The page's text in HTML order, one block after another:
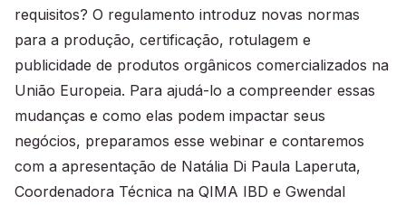
requisitos? O regulamento introduz novas normas
para a produção, certificação, rotulagem e
publicidade de produtos orgânicos comercializados na
União Europeia. Para ajudá-lo a compreender essas
mudanças e como elas podem impactar seus
negócios, preparamos esse webinar e contaremos
com a apresentação de Natália Di Paula Laperuta,
Coordenadora Técnica na QIMA IBD e Gwendal